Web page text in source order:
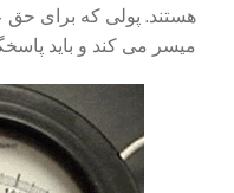
هستند. پولی که برای حق
میسر می کند و باید